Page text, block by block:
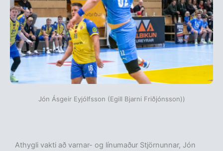
Jón Ásgeir Eyjólfsson (Egill Bjarni Friðjónsson))
Athygli vakti að varnar- og línumaður Stjörnunnar, Jón